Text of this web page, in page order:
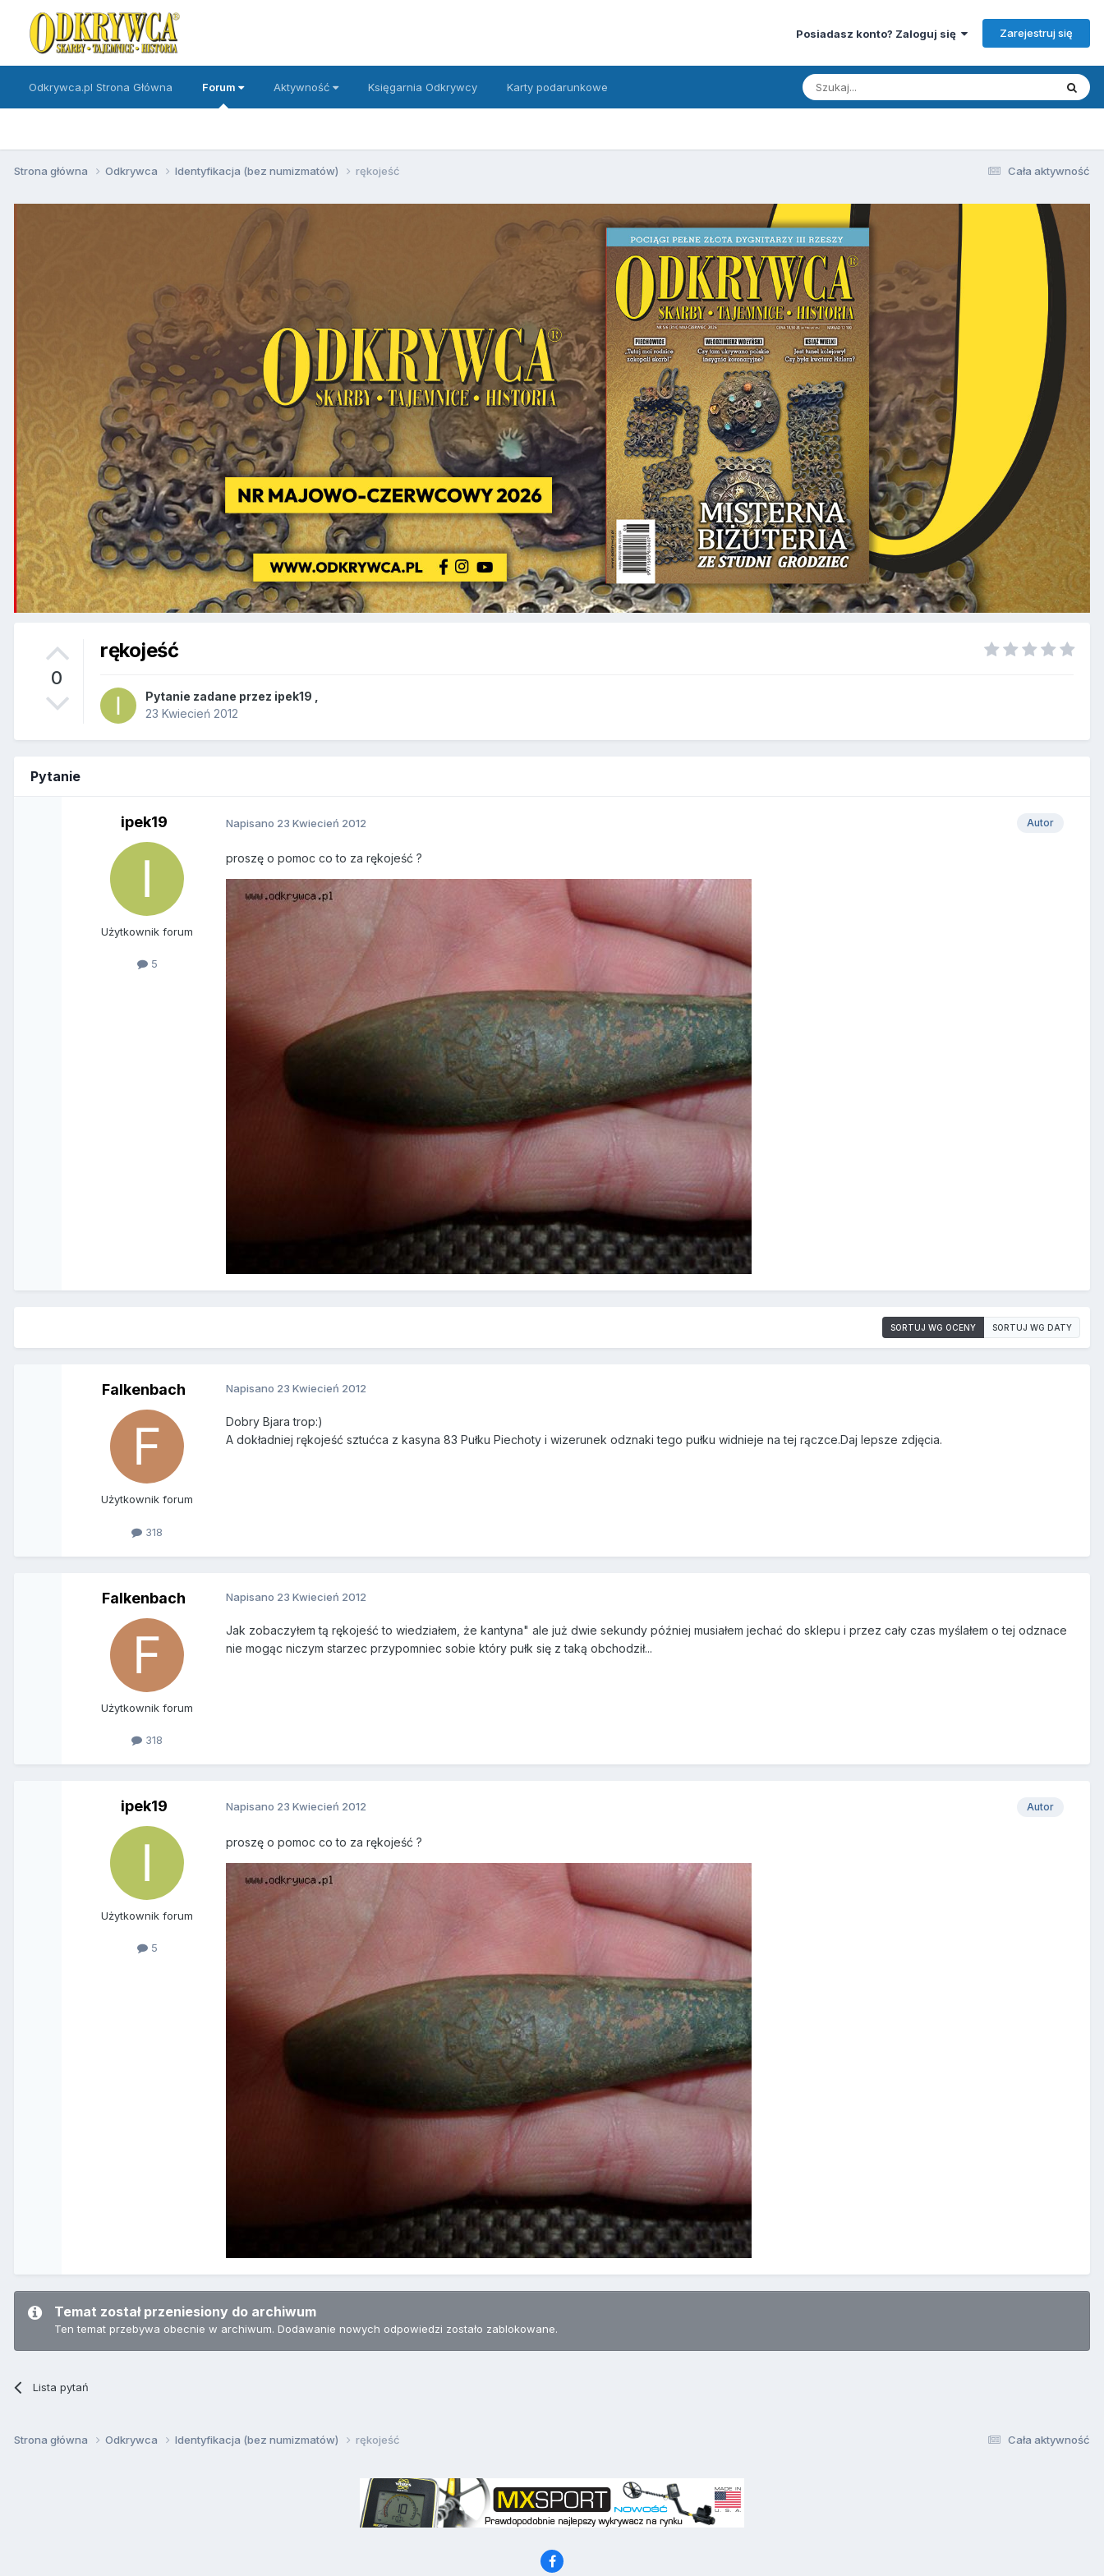
Posiadasz konto? Zaloguj się Zarejestruj się
Odkrywca.pl Strona Główna Forum Aktywność Księgarnia Odkrywcy Karty podarunkowe
Cała aktywność
Strona główna Odkrywca Identyfikacja (bez numizmatów) rękojeść
0
rękojeść
Pytanie zadane przez ipek19
23 Kwiecień 2012
Pytanie
ipek19
Użytkownik forum
5
Autor
Napisano 23 Kwiecień 2012
proszę o pomoc co to za rękojeść ?
SORTUJ WG OCENY SORTUJ WG DATY
Falkenbach
Użytkownik forum
318
Napisano 23 Kwiecień 2012
Dobry Bjara trop:)
A dokładniej rękojeść sztućca z kasyna 83 Pułku Piechoty i wizerunek odznaki tego pułku widnieje na tej rączce.Daj lepsze zdjęcia.
Falkenbach
Użytkownik forum
318
Napisano 23 Kwiecień 2012
Jak zobaczyłem tą rękojeść to wiedziałem, że kantyna" ale już dwie sekundy później musiałem jechać do sklepu i przez cały czas myślałem o tej odznace
nie mogąc niczym starzec przypomniec sobie który pułk się z taką obchodził...
ipek19
Użytkownik forum
5
Autor
Napisano 23 Kwiecień 2012
proszę o pomoc co to za rękojeść ?
Temat został przeniesiony do archiwum
Ten temat przebywa obecnie w archiwum. Dodawanie nowych odpowiedzi zostało zablokowane.
Lista pytań
Cała aktywność
Strona główna Odkrywca Identyfikacja (bez numizmatów) rękojeść